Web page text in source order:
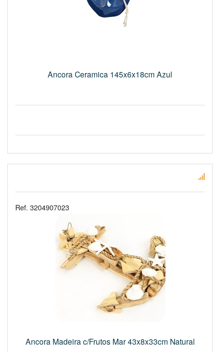
Ancora Ceramica 145x6x18cm Azul
Ref. 3204907023
Ancora Madeira c/Frutos Mar 43x8x33cm Natural